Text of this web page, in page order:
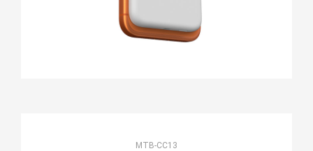
MTB-CC13